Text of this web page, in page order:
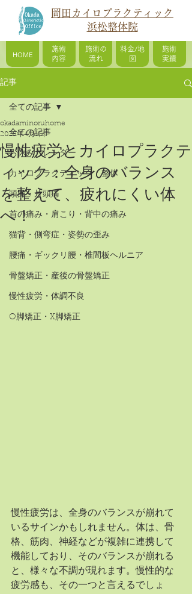
HOME
施術
内容
施術の
流れ
料金/地
図
施術
実績
岡田カイロプラクティック
浜松整体院
記事
全ての記事
お休みカレンダー
カイロプラクティック / 整体
頭痛・片頭痛
首の痛み・肩こり・背中の痛み
猫背・側弯症・姿勢の歪み
腰痛・ギックリ腰・椎間板ヘルニア
骨盤矯正・産後の骨盤矯正
慢性疲労・体調不良
O脚矯正・X脚矯正
全ての記事
慢性疲労とカイロプラクテ
ィック：全身のバランス
を整えて、疲れにくい体
へ！
okadaminoruhome
2025年4月1日
慢性疲労は、全身のバランスが崩れて
いるサインかもしれません。体は、骨
格、筋肉、神経などが複雑に連携して
機能しており、そのバランスが崩れる
と、様々な不調が現れます。慢性的な
疲労感も、その一つと言えるでしょ